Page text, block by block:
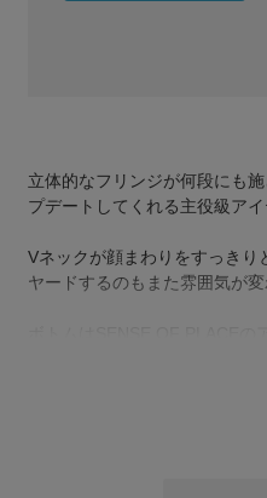
立体的なフリンジが何段にも
プデートしてくれる主役級アイ
Vネックが顔まわりをすっきり
ヤードするのもまた雰囲気が変